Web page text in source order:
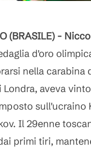
(BRASILE) -
d'oro
nella carabina
Londra, aveva
sull'ucraino
Il 29enne
primi tiri,